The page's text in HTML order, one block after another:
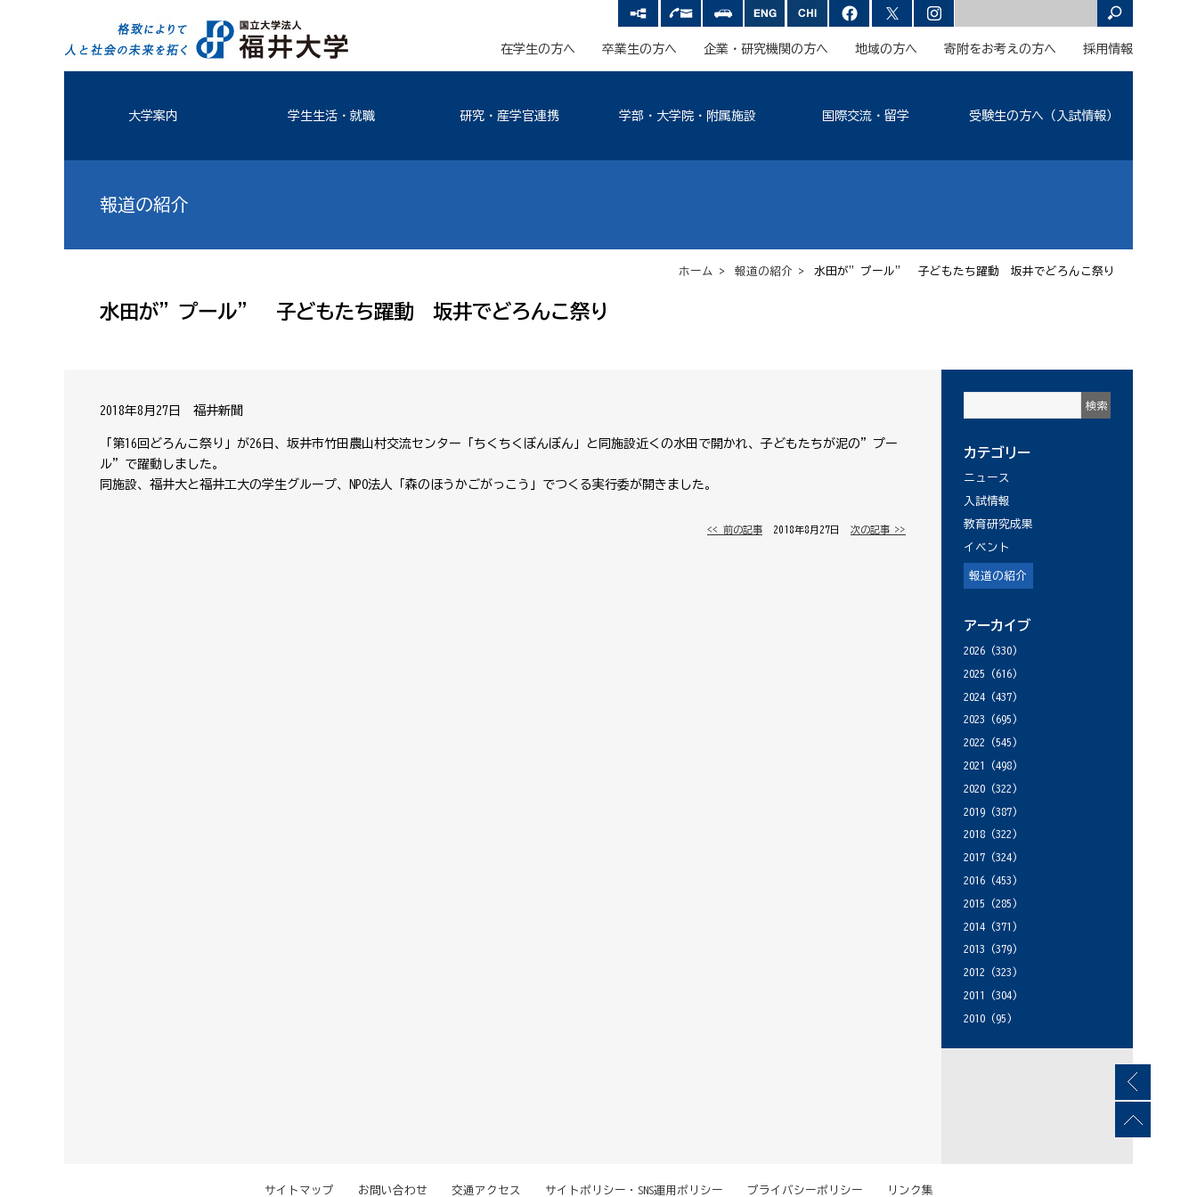
在学生の方へ 卒業生の方へ 企業・研究機関の方へ 地域の方へ 寄附をお考えの方へ 採用情報
大学案内 学生生活・就職 研究・産学官連携 学部・大学院・附属施設 国際交流・留学 受験生の方へ（入試情報）
報道の紹介
ホーム > 報道の紹介 > 水田が”プール” 子どもたち躍動 坂井でどろんこ祭り
水田が”プール” 子どもたち躍動 坂井でどろんこ祭り
2018年8月27日 福井新聞
「第16回どろんこ祭り」が26日、坂井市竹田農山村交流センター「ちくちくぼんぼん」と同施設近くの水田で開かれ、子どもたちが泥の”プー
ル”で躍動しました。
同施設、福井大と福井工大の学生グループ、NPO法人「森のほうかごがっこう」でつくる実行委が開きました。
<< 前の記事 │ 2018年8月27日 │ 次の記事 >>
カテゴリー
ニュース
入試情報
教育研究成果
イベント
報道の紹介
アーカイブ
2026 (330)
2025 (616)
2024 (437)
2023 (695)
2022 (545)
2021
(498)
2020 (322)
2019 (387)
2018 (322)
2017 (324)
2016 (453)
2015 (285)
2014 (371)
2013 (379)
2012 (323)
2011
(304)
2010 (95)
サイトマップ お問い合わせ 交通アクセス サイトポリシー・SNS運用ポリシー プライバシーポリシー リンク集